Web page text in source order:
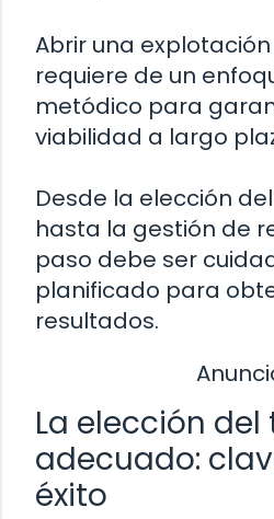
Abrir una
requiere de un
metódico para
viabilidad a largo
Desde la elección
hasta la gestión de
paso debe ser
planificado para
resultados.
La elección del
adecuado:
éxito